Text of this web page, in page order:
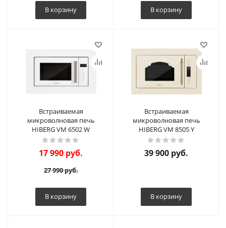
В корзину В корзину
Встраиваемая
микроволновая печь
HIBERG VM 6502 W
17 990 руб.
27 990руб.
В корзину
Встраиваемая
микроволновая печь
HIBERG VM 8505 Y
39 900 руб.
В корзину